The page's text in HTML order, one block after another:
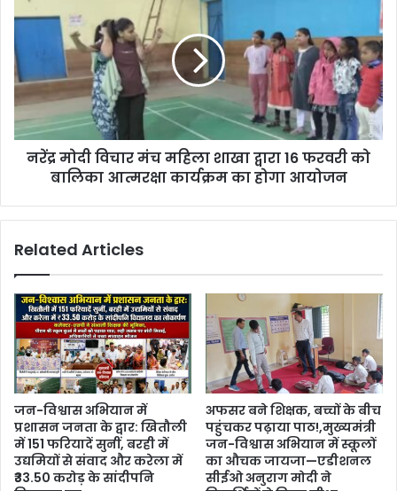
नरेंद्र मोदी विचार मंच महिला शाखा द्वारा 16 फरवरी को
बालिका आत्मरक्षा कार्यक्रम का होगा आयोजन
Related Articles
जन-विश्वास अभियान में
प्रशासन जनता के द्वार: खितौली
में 151 फरियादें सुनीं, बरही में
उद्यमियों से संवाद और करेला में
₹33.50 करोड़ के सांदीपनि
अफसर बने शिक्षक, बच्चों के बीच
पहुंचकर पढ़ाया पाठ!,मुख्यमंत्री
जन-विश्वास अभियान में स्कूलों
का औचक जायजा—एडीशनल
सीईओ अनुराग मोदी ने